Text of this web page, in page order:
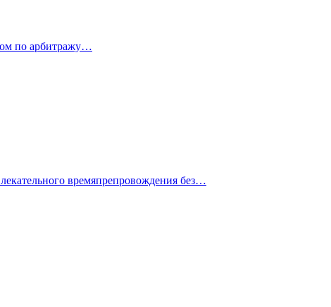
по арбитражу…
времяпрепровождения без…